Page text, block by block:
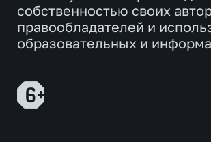
собственностью своих
правообладателей и
образовательных и